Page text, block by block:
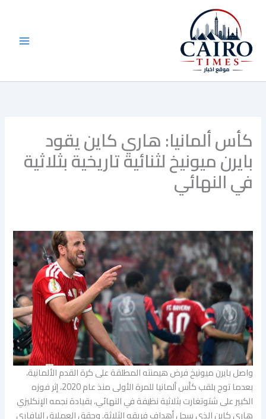
المحتوى
كأس ألمانيا: هاري كاين يقود
بايرن ميونيخ لثنائية تاريخية بثلاثية
في النهائي
واصل بايرن ميونيخ فرض هيمنته المطلقة على كرة القدم الألمانية،
بعدما توج بلقب كأس ألمانيا للمرة الأولى منذ عام 2020، إثر فوزه
الكبير على شتوتغارت بثلاثية نظيفة في النهائي، بقيادة نجمه الإنكليزي
هاري كاين الذي سجل أهداف فريقه الثلاثة. وحقق العملاق البافاري